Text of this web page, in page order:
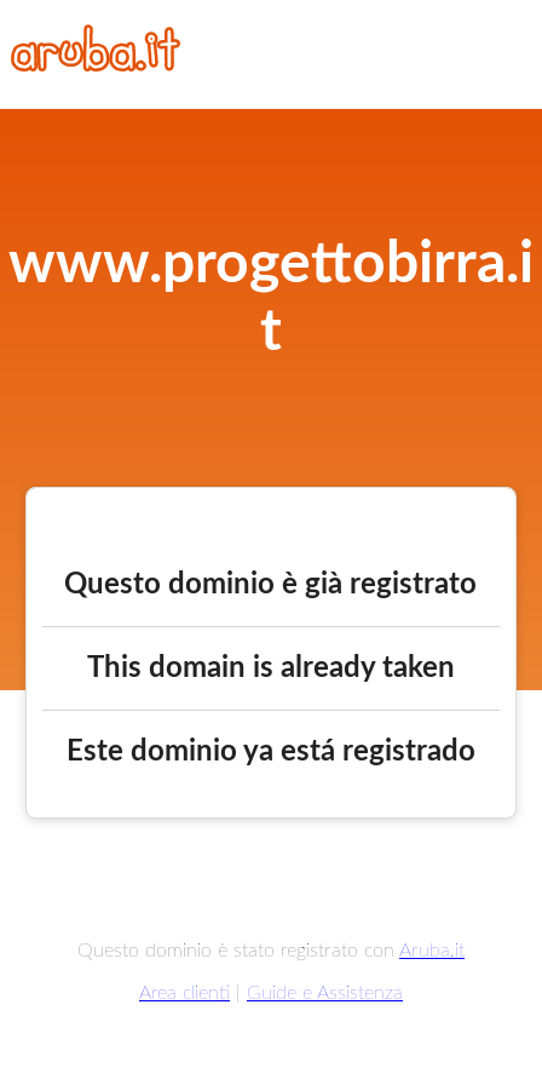
www.progettobirra.i
t
Questo dominio è già registrato
This domain is already taken
Este dominio ya está registrado
Questo dominio è stato registrato con Aruba.it
Area clienti Guide e Assistenza